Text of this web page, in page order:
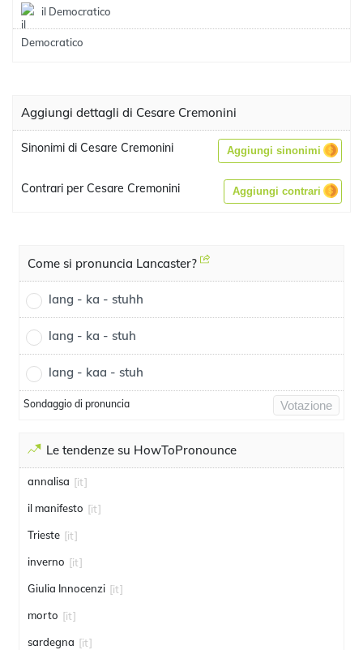
il Democratico
Aggiungi dettagli di Cesare Cremonini
Sinonimi di Cesare Cremonini Aggiungi sinonimi
Contrari per Cesare Cremonini Aggiungi contrari
Come si pronuncia Lancaster?
lang - ka - stuhh
lang - ka - stuh
lang - kaa - stuh
Sondaggio di pronuncia Votazione
Le tendenze su HowToPronounce
annalisa [it]
il manifesto [it]
Trieste [it]
inverno [it]
Giulia Innocenzi [it]
morto [it]
sardegna [it]